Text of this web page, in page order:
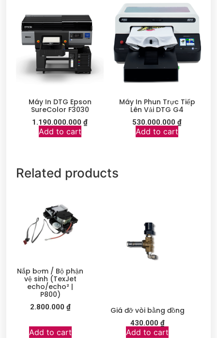
Máy In DTG Epson
SureColor F3030
1.190.000.000₫
Add to cart
Máy In Phun Trực Tiếp
Lên Vải DTG G4
530.000.000₫
Add to cart
Related products
Nắp bơm / Bộ phận
vệ sinh (TexJet
echo/echo² |
P800)
2.800.000 ₫
Add to cart
Giá đỡ vòi bằng đồng
430.000 ₫
Add to cart